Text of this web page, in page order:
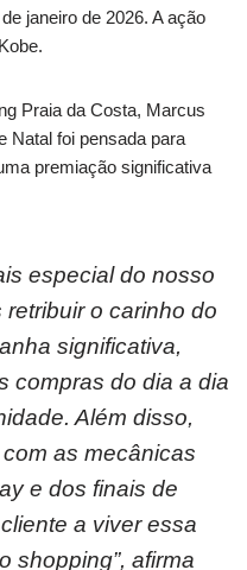
janeiro de 2026. A ação
Praia da Costa, Marcus
Natal foi pensada para
premiação significativa
especial do nosso
o carinho do
significativa,
compras do dia a dia
Além disso,
as mecânicas
e dos finais de
a viver essa
shopping”, afirma